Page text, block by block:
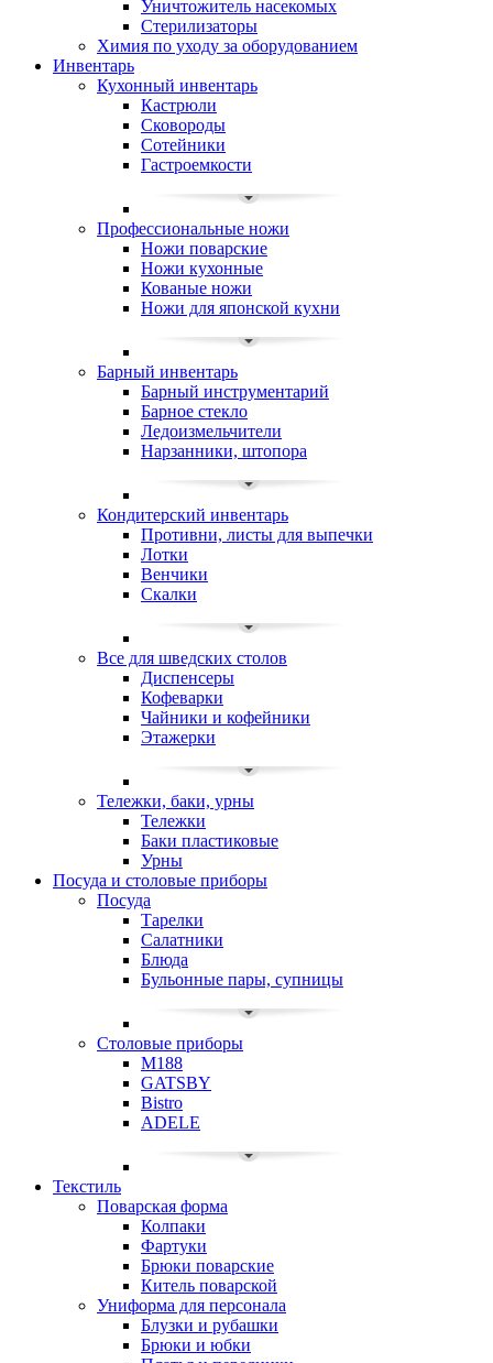
Уничтожитель насекомых
Стерилизаторы
Химия по уходу за оборудованием
Инвентарь
Кухонный инвентарь
Кастрюли
Сковороды
Сотейники
Гастроемкости
Профессиональные ножи
Ножи поварские
Ножи кухонные
Кованые ножи
Ножи для японской кухни
Барный инвентарь
Барный инструментарий
Барное стекло
Ледоизмельчители
Нарзанники, штопора
Кондитерский инвентарь
Противни, листы для выпечки
Лотки
Венчики
Скалки
Все для шведских столов
Диспенсеры
Кофеварки
Чайники и кофейники
Этажерки
Тележки, баки, урны
Тележки
Баки пластиковые
Урны
Посуда и столовые приборы
Посуда
Тарелки
Салатники
Блюда
Бульонные пары, супницы
Столовые приборы
M188
GATSBY
Bistro
ADELE
Текстиль
Поварская форма
Колпаки
Фартуки
Брюки поварские
Китель поварской
Униформа для персонала
Блузки и рубашки
Брюки и юбки